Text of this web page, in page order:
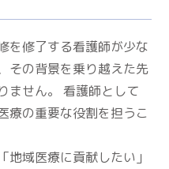
を修了する看護師が少な
その背景を乗り越えた先
ません。 看護師として
療の重要な役割を担うこ
地域医療に貢献したい」